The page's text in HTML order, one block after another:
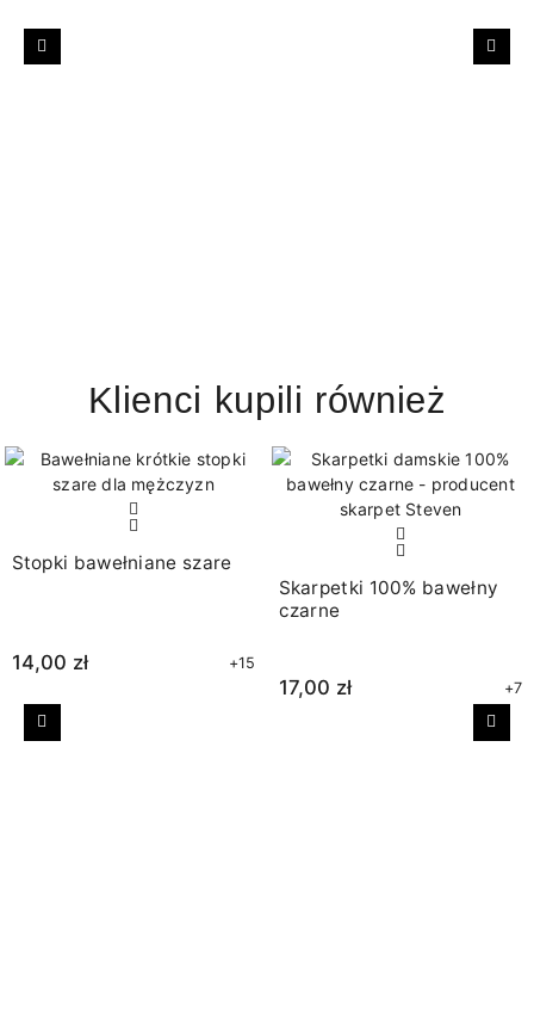
Poprzedni
Klienci kupili również
Stopki bawełniane szare
14,00 zł +15
Skarpetki 100% bawełny
czarne
17,00 zł +7
Poprzedni